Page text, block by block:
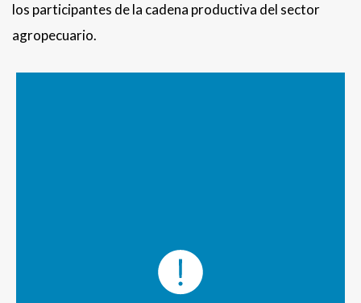
los participantes de la cadena productiva del sector
agropecuario.